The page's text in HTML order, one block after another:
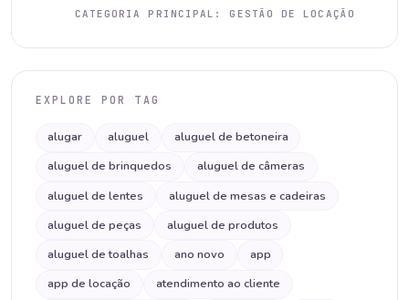
CATEGORIA PRINCIPAL: GESTÃO DE LOCAÇÃO
EXPLORE POR TAG
alugar aluguel
aluguel de betoneira
aluguel de brinquedos
aluguel de câmeras
aluguel de lentes
aluguel de mesas e cadeiras
aluguel de peças
aluguel de produtos
aluguel de toalhas
ano novo
app
app de locação
atendimento ao cliente